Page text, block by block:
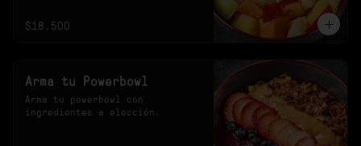
$18.500
Arma tu Powerbowl
Arma tu powerbowl con
ingredientes a elección.